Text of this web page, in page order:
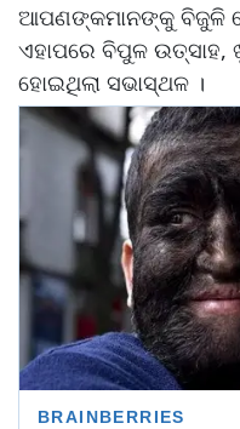
ଆପଣଙ୍କମାନଙ୍କୁ ବିଜୁଳି
ଏହାପରେ ବିପୁଳ
ହୋଇଥିଲା ସଭାସ୍ଥଳ ।